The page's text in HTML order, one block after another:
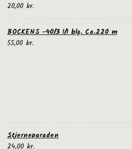
20,00 kr.
BOCKENS -40/3 1/1 blg. Ca.220 m
55,00 kr.
Stjerneparaden
24,00 kr.